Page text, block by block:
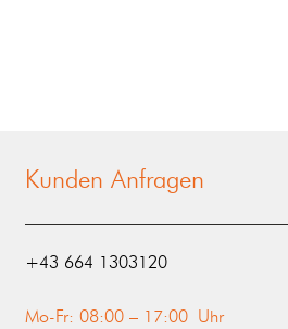
Kunden Anfragen
‭+43 664 1303120‬
Mo-Fr: 08:00 – 17:00 Uhr